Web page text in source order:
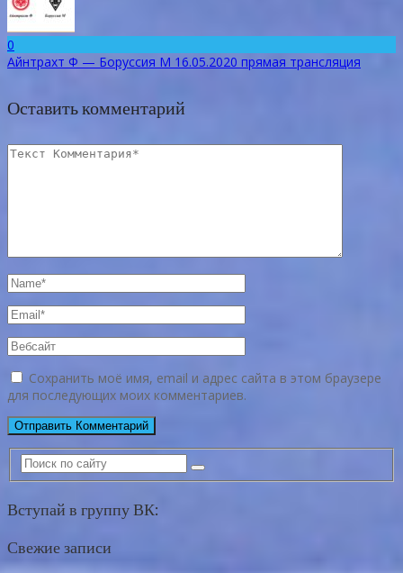
0
Айнтрахт Ф — Боруссия М 16.05.2020 прямая трансляция
Оставить комментарий
Сохранить моё имя, email и адрес сайта в этом браузере
для последующих моих комментариев.
Вступай в группу ВК:
Свежие записи